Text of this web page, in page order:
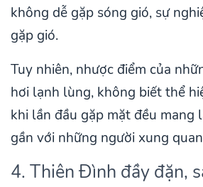
không dễ gặp sóng gió, sự
gặp gió.
Tuy nhiên, nhược điểm của
hơi lạnh lùng, không biết thể
khi lần đầu gặp mặt đều mang
gần với những người xung
4. Thiên Đình đầy đặn,